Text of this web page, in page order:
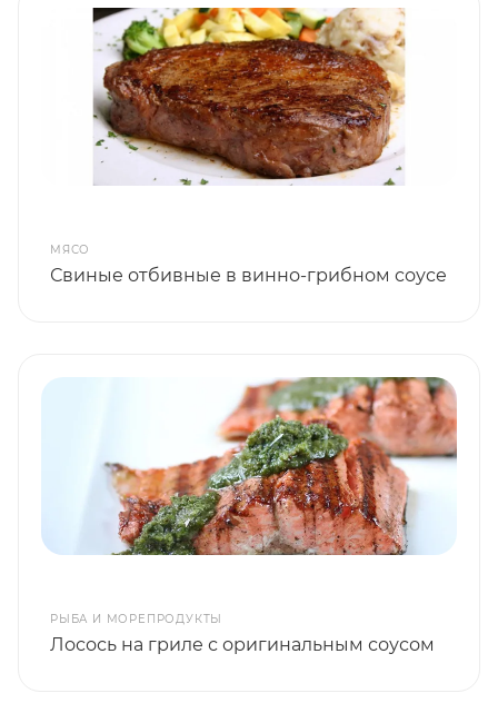
МЯСО
Свиные отбивные в винно-грибном соусе
РЫБА И МОРЕПРОДУКТЫ
Лосось на гриле с оригинальным соусом